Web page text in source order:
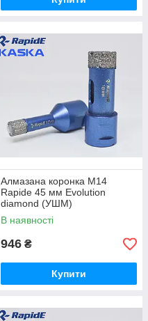
Алмазана коронка М14
Rapide 45 мм Evolution
diamond (УШМ)
В наявності
946 ₴
Купити